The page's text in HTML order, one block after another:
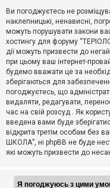
м
и
П
о
ш
у
Д
о
п
о
м
Ви погоджуєтесь не
наклепницькі, ненависні,
можуть порушувати закони
хостингу для форуму
дії можуть призвести до
при цьому ваш інтернет-
будемо вважати це за
зберігаються для
погоджуєтесь, що
видаляти, редагувати,
час на свій розсуд . Як
введена вами буде
відкрита третім особам без
ШКОЛА”, ні phpBB не буде
які можуть призвести до